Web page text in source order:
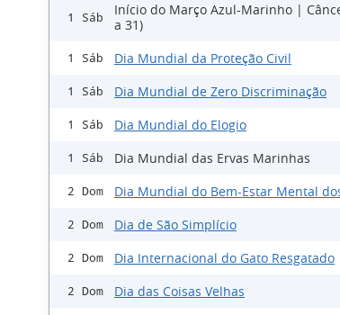
1 Sáb
Início do Março Azul-Marinho |
a 31)
1 Sáb Dia Mundial da Proteção Civil
1 Sáb Dia Mundial de Zero Discriminação
1 Sáb Dia Mundial do Elogio
1 Sáb Dia Mundial das Ervas Marinhas
2 Dom Dia Mundial do Bem-Estar Mental
2 Dom Dia de São Simplício
2 Dom Dia Internacional do Gato Resgatado
2 Dom Dia das Coisas Velhas